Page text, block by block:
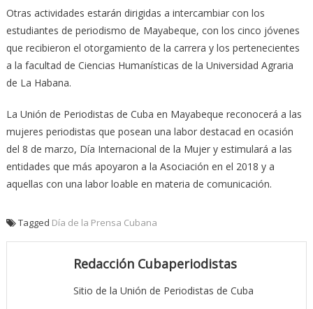
Otras actividades estarán dirigidas a intercambiar con los
estudiantes de periodismo de Mayabeque, con los cinco jóvenes
que recibieron el otorgamiento de la carrera y los pertenecientes
a la facultad de Ciencias Humanísticas de la Universidad Agraria
de La Habana.
La Unión de Periodistas de Cuba en Mayabeque reconocerá a las
mujeres periodistas que posean una labor destacad en ocasión
del 8 de marzo, Día Internacional de la Mujer y estimulará a las
entidades que más apoyaron a la Asociación en el 2018 y a
aquellas con una labor loable en materia de comunicación.
Tagged Día de la Prensa Cubana
Redacción Cubaperiodistas
Sitio de la Unión de Periodistas de Cuba